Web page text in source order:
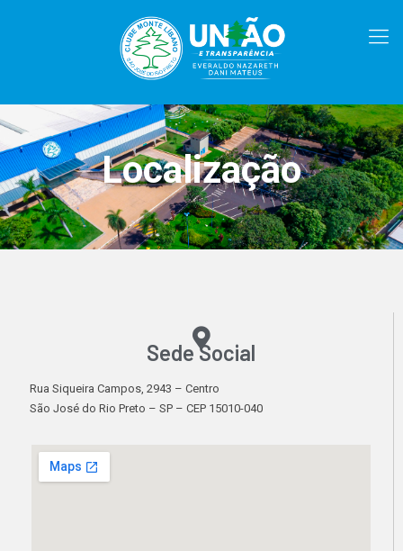
Localização
Sede Social​
Rua Siqueira Campos, 2943 – Centro
São José do Rio Preto – SP – CEP 15010-040